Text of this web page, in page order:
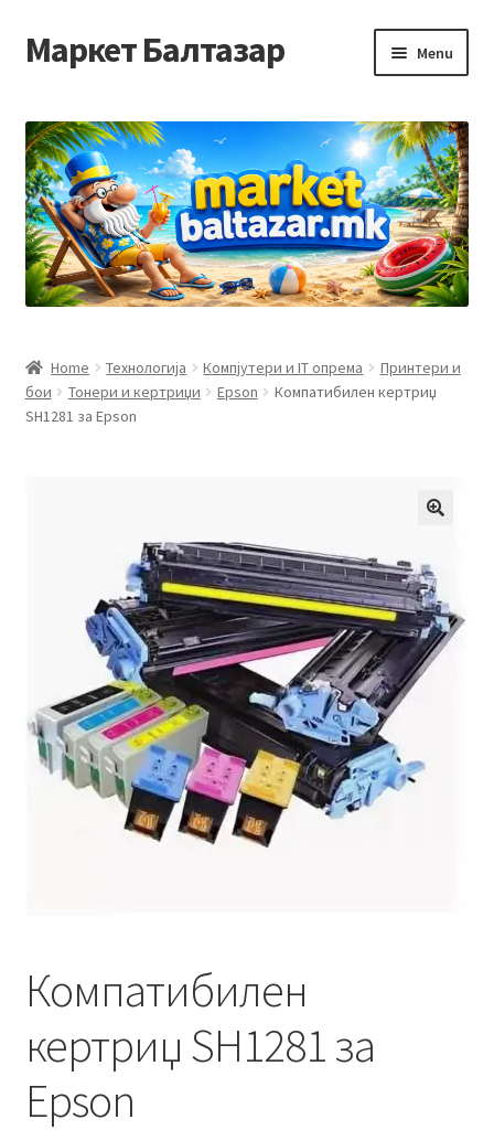
Skip
to
Skip
to
Маркет Балтазар Menu
Checkout
Homepage
Privacy Policy
Контакт
Рекламации и замена на производ
Сите производи
Услови за користење
Home Технологија Компјутери и IT опрема
Принтери и
бои
Тонери и кертриџи Epson
Компатибилен кертриџ
SH1281 за Epson
Компатибилен
кертриџ SH1281 за
Epson